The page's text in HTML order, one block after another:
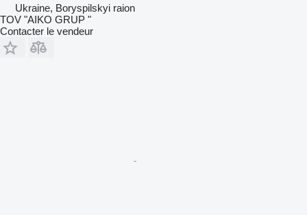
Ukraine, Boryspilskyi raion
TOV "AIKO GRUP "
Contacter le vendeur